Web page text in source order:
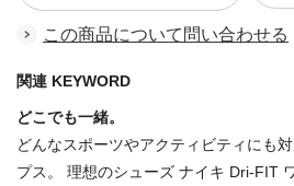
この商品について問い合わせる
関連 KEYWORD
どこでも一緒。
どんなスポーツやアクティビティにも
プス。 理想のシューズ ナイキ Dri-FIT